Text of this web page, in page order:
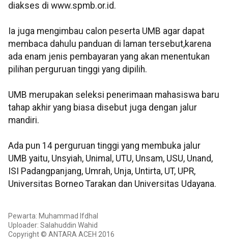
diakses di www.spmb.or.id.
Ia juga mengimbau calon peserta UMB agar dapat
membaca dahulu panduan di laman tersebut,karena
ada enam jenis pembayaran yang akan menentukan
pilihan perguruan tinggi yang dipilih.
UMB merupakan seleksi penerimaan mahasiswa baru
tahap akhir yang biasa disebut juga dengan jalur
mandiri.
Ada pun 14 perguruan tinggi yang membuka jalur
UMB yaitu, Unsyiah, Unimal, UTU, Unsam, USU, Unand,
ISI Padangpanjang, Umrah, Unja, Untirta, UT, UPR,
Universitas Borneo Tarakan dan Universitas Udayana.
Pewarta: Muhammad Ifdhal
Uploader: Salahuddin Wahid
Copyright © ANTARA ACEH 2016